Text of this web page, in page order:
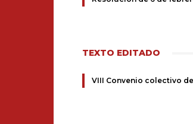
TEXTO EDITADO
VIII Convenio colectivo